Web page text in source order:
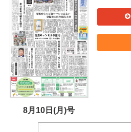
8月10日(月)号